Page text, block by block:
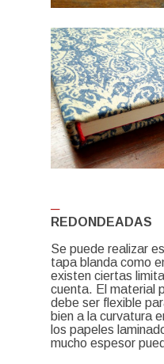
─
REDONDEADAS
Se puede realizar
tapa blanda como
existen ciertas
cuenta. El material
debe ser flexible
bien a la curvatura
los papeles
mucho espesor